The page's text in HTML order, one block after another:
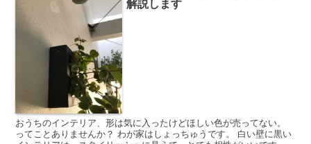
解説します
おうちのインテリア、形は気に入ったけどほしい色が売ってない。
ってことありませんか？ わが家はしょっちゅうです。 白い壁に黒い